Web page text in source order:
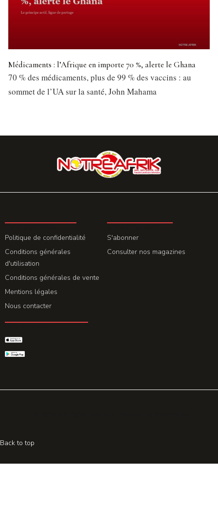
Médicaments : l’Afrique en importe 70 %, alerte le Ghana
70 % des médicaments, plus de 99 % des vaccins : au
sommet de l’UA sur la santé, John Mahama
Politique de confidentialité
Conditions générales
d'utilisation
Conditions générales de vente
Mentions légales
Nous contacter
S'abonner
Consulter nos magazines
Back to top